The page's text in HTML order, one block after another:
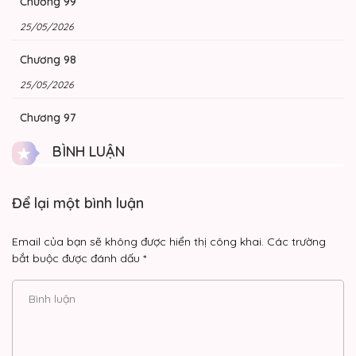
2. Thể loại: viễn tưởng, trùng sinh, gia đình, hiện đại
25/05/2026
Chương 98
25/05/2026
Chương 97
25/05/2026
25/05/2026
Chương 95
25/05/2026
Chương 94
BÌNH LUẬN
Để lại một bình luận
Email của bạn sẽ không được hiển thị công khai. Các trường
bắt buộc được đánh dấu *